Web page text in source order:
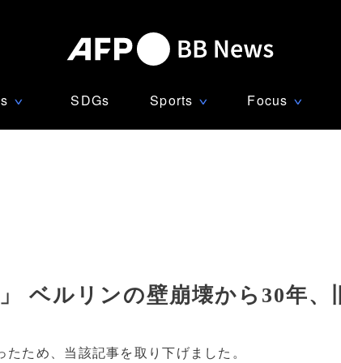
∨ SDGs Sports ∨ Focus ∨
ベルリンの壁崩壊から30年
ため、当該記事を取り下げました。